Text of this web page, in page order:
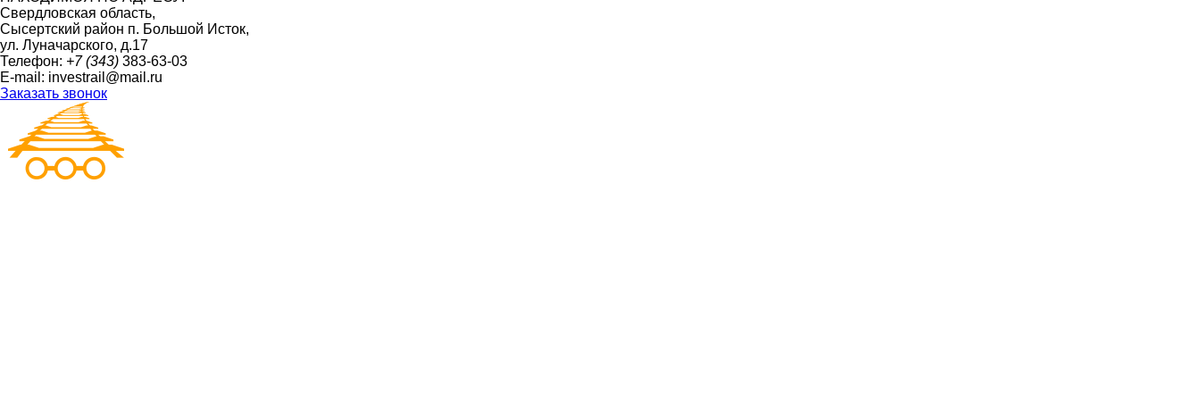
Свердловская область,
Сысертский район п. Большой Исток,
ул. Луначарского, д.17
Телефон: +7 (343) 383-63-03
E-mail: investrail@mail.ru
Заказать звонок